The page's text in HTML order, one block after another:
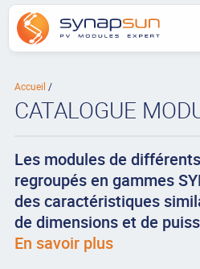
Accueil
CATALOGUE
Les modules de
regroupés en gammes
des caractéristiques
de dimensions et de
En savoir plus